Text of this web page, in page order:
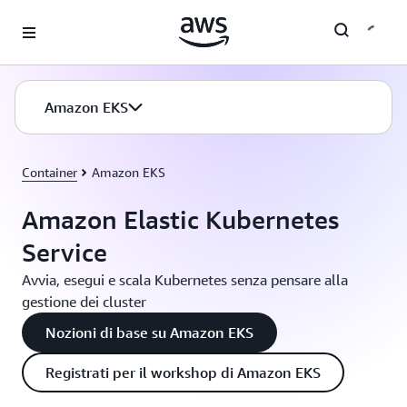
Amazon EKS
Container Amazon EKS
Amazon Elastic Kubernetes
Service
Avvia, esegui e scala Kubernetes senza pensare alla
gestione dei cluster
Nozioni di base su Amazon EKS
Registrati per il workshop di Amazon EKS